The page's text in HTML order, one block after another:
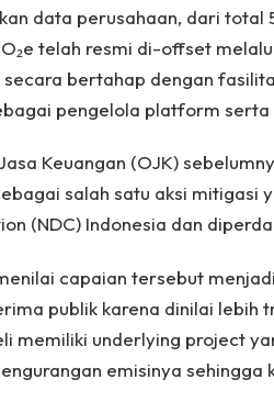
data perusahaan, dari total
telah resmi di-offset
secara bertahap dengan
pengelola platform
Keuangan (OJK)
salah satu aksi mitigasi
(NDC) Indonesia dan
capaian tersebut
publik karena dinilai lebih
memiliki underlying project
emisinya sehingga